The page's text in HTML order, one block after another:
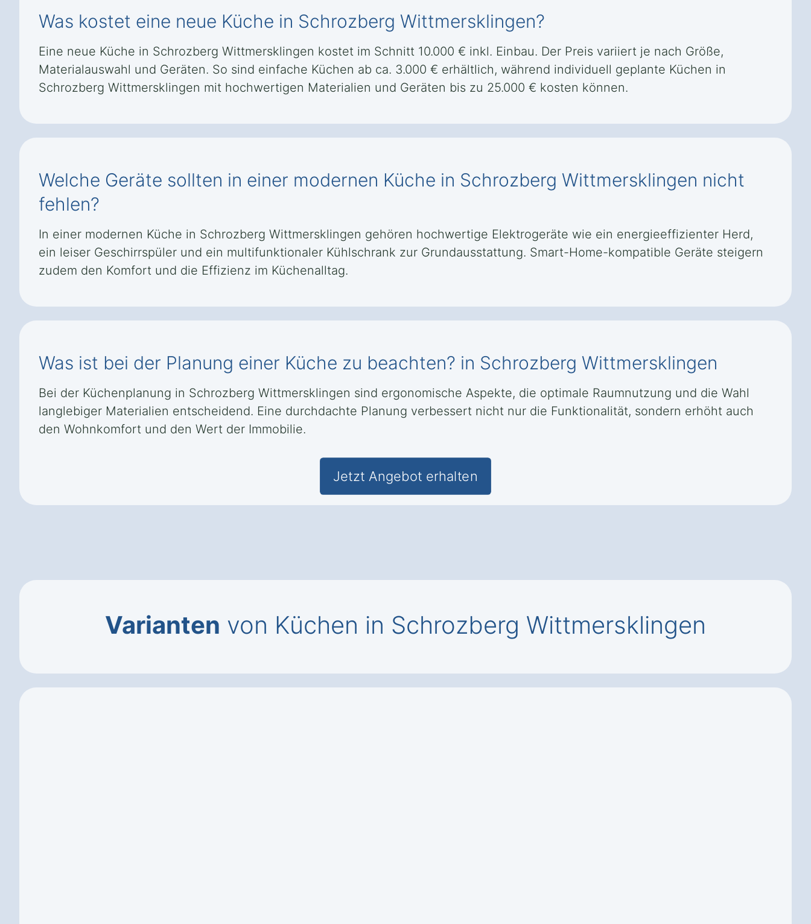
Was kostet eine neue Küche in Schrozberg Wittmersklingen?
Eine neue Küche in Schrozberg Wittmersklingen kostet im Schnitt 10.000 € inkl. Einbau. Der Preis variiert je nach Größe,
Materialauswahl und Geräten. So sind einfache Küchen ab ca. 3.000 € erhältlich, während individuell geplante Küchen in
Schrozberg Wittmersklingen mit hochwertigen Materialien und Geräten bis zu 25.000 € kosten können.
Welche Geräte sollten in einer modernen Küche in Schrozberg Wittmersklingen nicht
fehlen?
In einer modernen Küche in Schrozberg Wittmersklingen gehören hochwertige Elektrogeräte wie ein energieeffizienter Herd,
ein leiser Geschirrspüler und ein multifunktionaler Kühlschrank zur Grundausstattung. Smart-Home-kompatible Geräte steigern
zudem den Komfort und die Effizienz im Küchenalltag.
Was ist bei der Planung einer Küche zu beachten? in Schrozberg Wittmersklingen
Bei der Küchenplanung in Schrozberg Wittmersklingen sind ergonomische Aspekte, die optimale Raumnutzung und die Wahl
langlebiger Materialien entscheidend. Eine durchdachte Planung verbessert nicht nur die Funktionalität, sondern erhöht auch
den Wohnkomfort und den Wert der Immobilie.
Jetzt Angebot erhalten
Varianten von Küchen in Schrozberg Wittmersklingen